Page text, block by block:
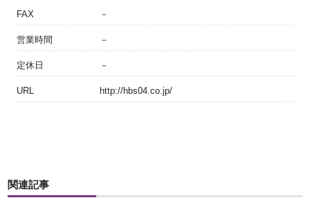
FAX －
営業時間 －
定休日 －
URL http://hbs04.co.jp/
関連記事